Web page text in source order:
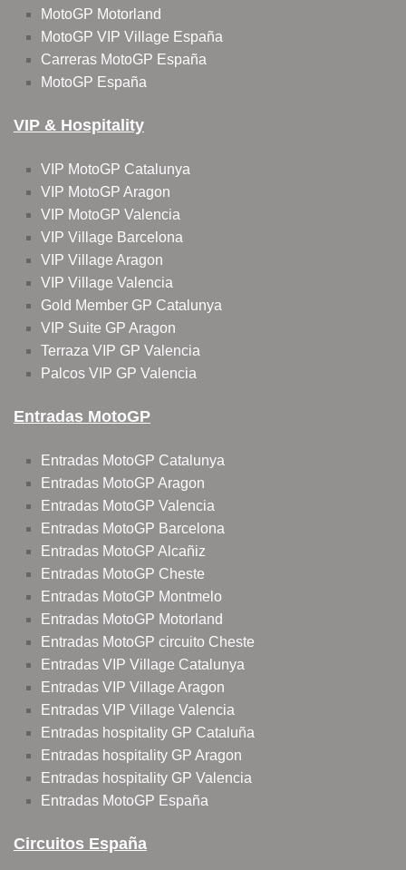
MotoGP Motorland
MotoGP VIP Village España
Carreras MotoGP España
MotoGP España
VIP & Hospitality
VIP MotoGP Catalunya
VIP MotoGP Aragon
VIP MotoGP Valencia
VIP Village Barcelona
VIP Village Aragon
VIP Village Valencia
Gold Member GP Catalunya
VIP Suite GP Aragon
Terraza VIP GP Valencia
Palcos VIP GP Valencia
Entradas MotoGP
Entradas MotoGP Catalunya
Entradas MotoGP Aragon
Entradas MotoGP Valencia
Entradas MotoGP Barcelona
Entradas MotoGP Alcañiz
Entradas MotoGP Cheste
Entradas MotoGP Montmelo
Entradas MotoGP Motorland
Entradas MotoGP circuito Cheste
Entradas VIP Village Catalunya
Entradas VIP Village Aragon
Entradas VIP Village Valencia
Entradas hospitality GP Cataluña
Entradas hospitality GP Aragon
Entradas hospitality GP Valencia
Entradas MotoGP España
Circuitos España